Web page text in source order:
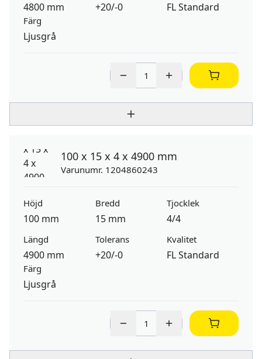
4800 mm +20/-0 FL Standard
Färg
Ljusgrå
100 x 15 x 4 x 4900 mm
Varunumr. 1204860243
Höjd
100 mm
Bredd
15 mm
Tjocklek
4/4
Längd
4900 mm
Tolerans
+20/-0
Kvalitet
FL Standard
Färg
Ljusgrå